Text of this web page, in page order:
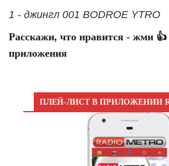
1 - джингл 001 BODROE YTRO
Расскажи, что нравится - жми 👍
приложения
ПЛЕЙ-ЛИСТ В ПРИЛОЖЕНИИ